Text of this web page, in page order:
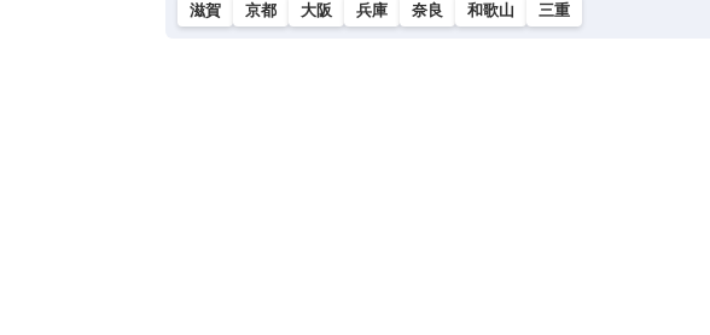
滋賀 京都 大阪 兵庫 奈良 和歌山 三重